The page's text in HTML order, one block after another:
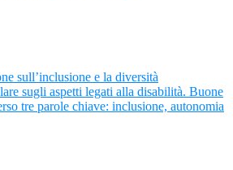
sull’inclusione e la diversità
sugli aspetti legati alla disabilità. Buone
tre parole chiave: inclusione, autonomia